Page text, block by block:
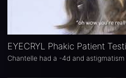
EYECRYL Phakic Patient